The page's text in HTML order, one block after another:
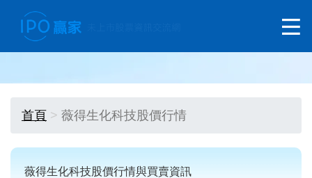
首頁 薇得生化科技股價行情
薇得生化科技股價行情與買賣資訊